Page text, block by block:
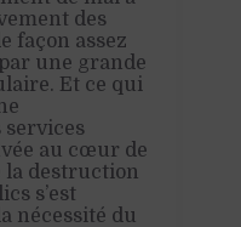
des
façon assez
une grande
Et ce qui
services
au cœur de
la destruction
s’est
nécessité du